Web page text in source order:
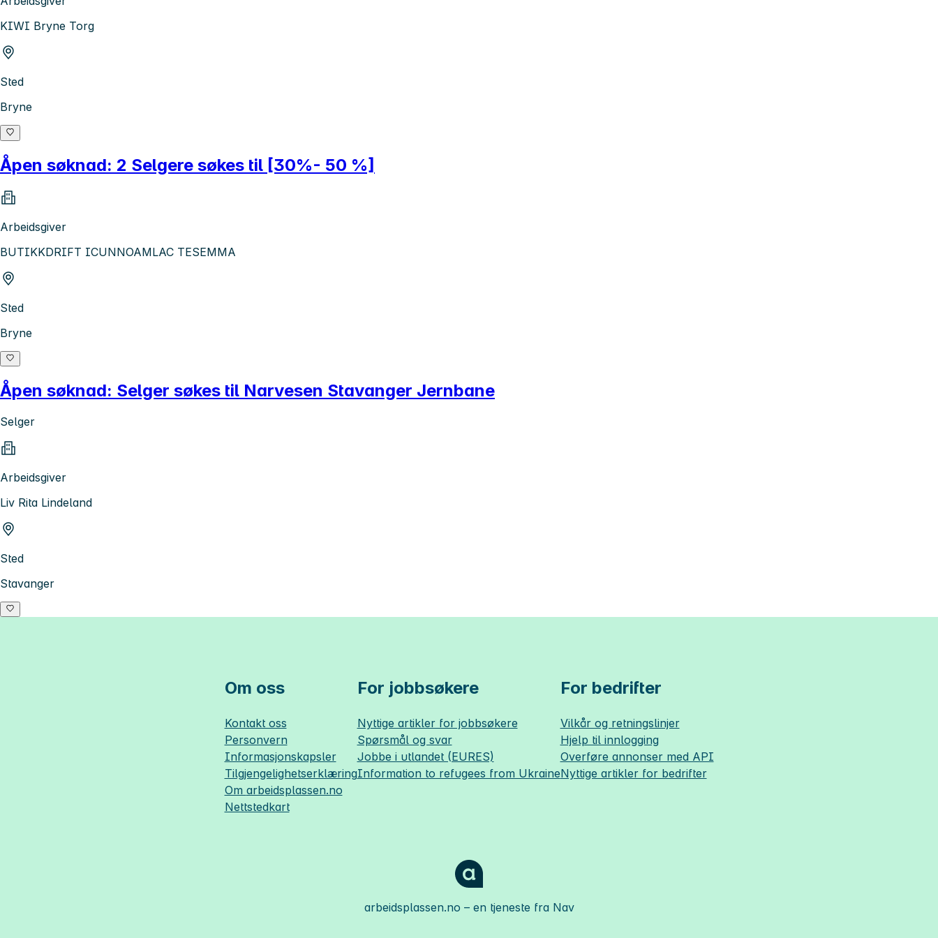
KIWI Bryne Torg
Sted
Bryne
Åpen søknad: 2 Selgere søkes til [30%- 50 %]
Arbeidsgiver
BUTIKKDRIFT ICUNNOAMLAC TESEMMA
Sted
Bryne
Åpen søknad: Selger søkes til Narvesen Stavanger Jernbane
Selger
Arbeidsgiver
Liv Rita Lindeland
Sted
Stavanger
Om oss
Kontakt oss
Personvern
Informasjonskapsler
Tilgjengelighetserklæring
Om arbeidsplassen.no
Nettstedkart
For jobbsøkere
Nyttige artikler for jobbsøkere
Spørsmål og svar
Jobbe i utlandet (EURES)
Information to refugees from Ukraine
For bedrifter
Vilkår og retningslinjer
Hjelp til innlogging
Overføre annonser med API
Nyttige artikler for bedrifter
arbeidsplassen.no – en tjeneste fra Nav